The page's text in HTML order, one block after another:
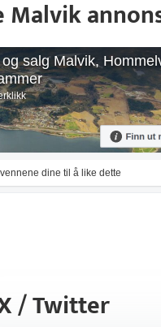
Malvik
salg Malvik,
dine til å like dette
/ Twitter